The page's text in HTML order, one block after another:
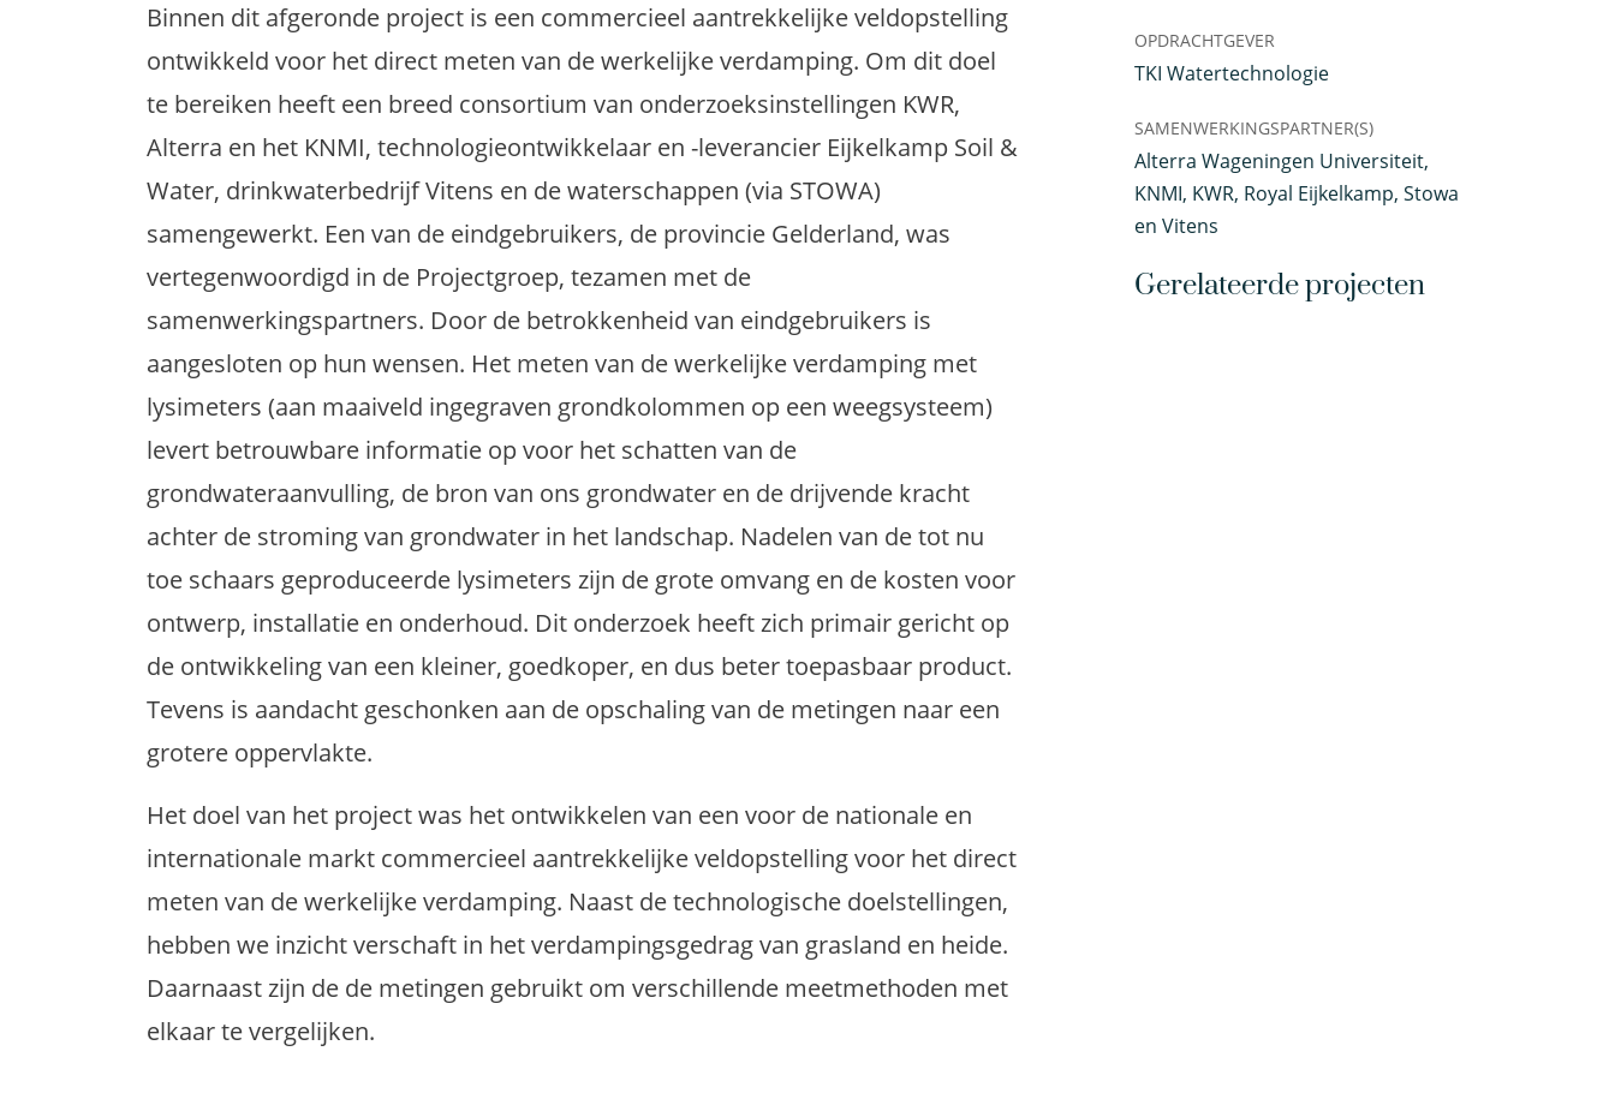
Binnen dit afgeronde project is een commercieel aantrekkelijke veldopstelling
ontwikkeld voor het direct meten van de werkelijke verdamping. Om dit doel
te bereiken heeft een breed consortium van onderzoeksinstellingen KWR,
Alterra en het KNMI, technologieontwikkelaar en -leverancier Eijkelkamp Soil &
Water, drinkwaterbedrijf Vitens en de waterschappen (via STOWA)
samengewerkt. Een van de eindgebruikers, de provincie Gelderland, was
vertegenwoordigd in de Projectgroep, tezamen met de
samenwerkingspartners. Door de betrokkenheid van eindgebruikers is
aangesloten op hun wensen. Het meten van de werkelijke verdamping met
lysimeters (aan maaiveld ingegraven grondkolommen op een weegsysteem)
levert betrouwbare informatie op voor het schatten van de
grondwateraanvulling, de bron van ons grondwater en de drijvende kracht
achter de stroming van grondwater in het landschap. Nadelen van de tot nu
toe schaars geproduceerde lysimeters zijn de grote omvang en de kosten voor
ontwerp, installatie en onderhoud. Dit onderzoek heeft zich primair gericht op
de ontwikkeling van een kleiner, goedkoper, en dus beter toepasbaar product.
Tevens is aandacht geschonken aan de opschaling van de metingen naar een
grotere oppervlakte.
Het doel van het project was het ontwikkelen van een voor de nationale en
internationale markt commercieel aantrekkelijke veldopstelling voor het direct
meten van de werkelijke verdamping. Naast de technologische doelstellingen,
hebben we inzicht verschaft in het verdampingsgedrag van grasland en heide.
Daarnaast zijn de de metingen gebruikt om verschillende meetmethoden met
elkaar te vergelijken.
OPDRACHTGEVER
TKI Watertechnologie
SAMENWERKINGSPARTNER(S)
Alterra Wageningen Universiteit,
KNMI, KWR, Royal Eijkelkamp, Stowa
en Vitens
Gerelateerde projecten